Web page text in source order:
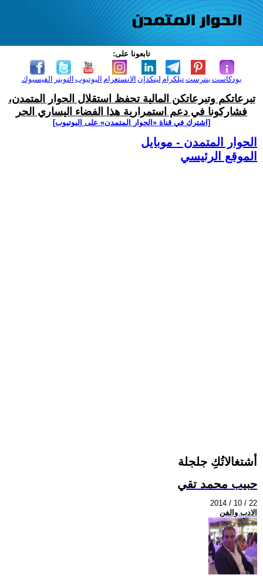
تابعونا على:
الفيسبوك التويتر اليوتيوب الانستغرام لينكدإن تيلكرامبنترست بودكاست
تبرعاتكم وتبرعاتكن المالية تحفظ استقلال الحوار المتمدن،
فشاركونا في دعم استمرارية هذا الفضاء اليساري الحر
[اشترك في قناة ‫«الحوار المتمدن» على اليوتيوب]
الحوار المتمدن - موبايل
الموقع الرئيسي
أشتغالاتُكِ جلجلة
حبيب محمد تقي
2014 / 10 / 22
الادب والفن